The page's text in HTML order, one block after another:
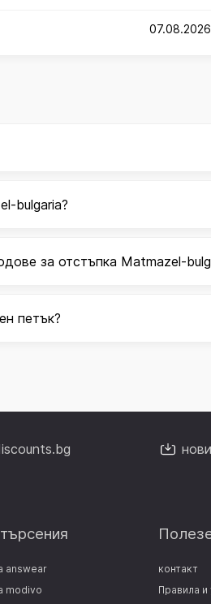
07.08.2026
bulgaria?
за отстъпка Matmazel-
петък?
answear
modivo
контакт
Правила и